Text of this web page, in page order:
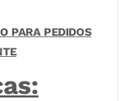
PARA PEDIDOS